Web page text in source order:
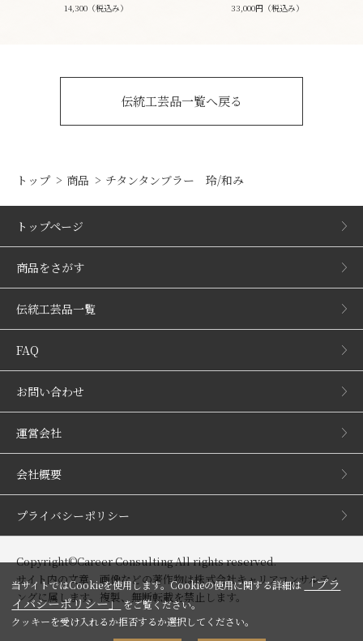
14,300（税込み） 33,000円（税込み）
伝統工芸品一覧へ戻る
トップ 商品 チタンタンブラー 玲/和み
トップページ
商品をさがす
伝統工芸品一覧
FAQ
お問い合わせ
運営会社
会社概要
プライバシーポリシー
Copyright©Career Consulting All rights reserved.
サイト内の文章、画像などの著作物は株式会社キャリアコンサルティ
ングに属します。複製、無断転載を禁止します。
当サイトではCookieを使用します。Cookieの使用に関する詳細は「プラ
イバシーポリシー」をご覧ください。
クッキーを受け入れるか拒否するか選択してください。